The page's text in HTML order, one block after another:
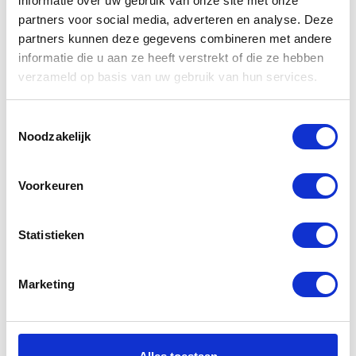
partners voor social media, adverteren en analyse. Deze
partners kunnen deze gegevens combineren met andere
informatie die u aan ze heeft verstrekt of die ze hebben
verzameld op basis van uw gebruik van hun services.
Noodzakelijk
Voorkeuren
Statistieken
Marketing
Gerelateerde
Dainese
Vintage lady
-20%
Segura Porter
Leather Jacket